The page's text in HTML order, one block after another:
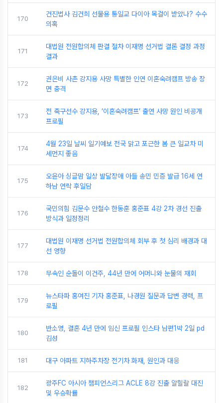
170
건진법사 김건희 선물용 통일교 다이아 목걸이 받았나? 수수
의혹
171
대법원 전원합의체 판결 절차 이재명 선거법 결론 결정 과정
결과
172
권은비 사촌 강지용 사망 특별한 인연 이혼숙려캠프 방송 장
면 충격
173
전 축구선수 강지용, ‘이혼숙려캠프’ 출연 사망 원인 비공개
프로필
174
4월 23일 날씨 일기예보 전국 맑고 포근한 봄 큰 일교차 미
세먼지 좋음
175
오윤아 싱글맘 일상 발달장애 아들 송민 민증 발급 16세 연
하남 연락 후일담
176
국민의힘 김문수 안철수 한동훈 홍준표 4강 2차 경선 진출
방식과 일정정리
177
대법원 이재명 선거법 전원합의체 회부 후 첫 심리 배경과 대
선 영향
178 무속인 순돌이 이건주, 44년 만에 어머니와 눈물의 재회
179
뉴스타파 홍여진 기자 홍준표, 나경원 질문과 답변 경력, 프
로필
180
반소영, 결혼 4년 만에 임신 프로필 인스타 남편1박 2일 pd
김성
181 대구 아파트 지하주차장 전기차 화재, 원인과 대응
182
광주FC 아시아 챔피언스리그 ACLE 8강 진출 알힐랄 대진
및 우승확률